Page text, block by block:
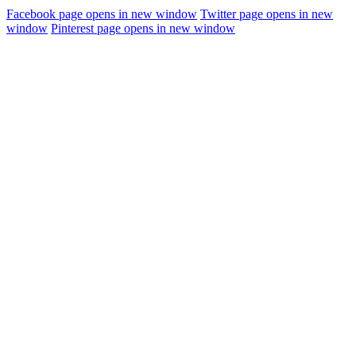
Facebook page opens in new window Twitter page opens in new
window Pinterest page opens in new window